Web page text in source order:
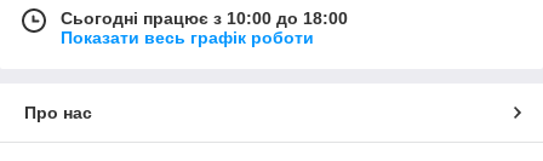
Сьогодні працює з 10:00 до 18:00
Показати весь графік роботи
Про нас